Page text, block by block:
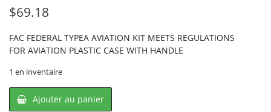
$69.18
FAC FEDERAL TYPEA AVIATION KIT MEETS REGULATIONS
FOR AVIATION PLASTIC CASE WITH HANDLE
1 en inventaire
quantité
de
Ajouter au panier